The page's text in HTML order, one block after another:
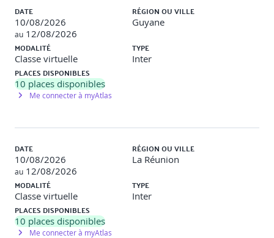
Gestion des événements utilisateur
Formulaires, champs de saisie et validation
5. Gestion des données & API
Introduction à Dart pour la manipulation des données
Appels API : http, JSON, parsing
Stockage local : SharedPreferences, fichiers simples
6. Fonctionnalités natives & plugins
Accès aux capteurs : caméra, GPS, fichiers
Permissions Android & iOS
DATE
10/08/2026
au 12/08/2026
RÉGION OU VILLE
Guyane
MODALITÉ
Classe virtuelle
TYPE
Inter
PLACES DISPONIBLES
10 places disponibles
Me connecter à myAtlas
DATE
10/08/2026
au 12/08/2026
RÉGION OU VILLE
La Réunion
MODALITÉ
Classe virtuelle
TYPE
Inter
PLACES DISPONIBLES
10 places disponibles
Me connecter à myAtlas